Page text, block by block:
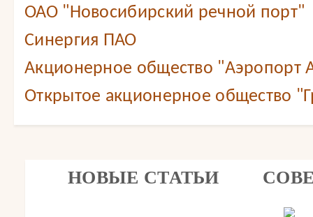
ОАО "Новосибирский речной порт"
Синергия ПАО
Акционерное общество "Аэропорт
Открытое акционерное общество
НОВЫЕ СТАТЬИ